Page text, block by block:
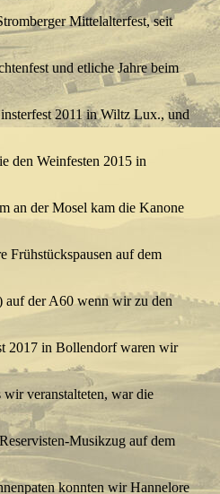
Mittelalterfest, seit
und etliche Jahre beim
2011 in Wiltz Lux., und
den Weinfesten 2015 in
an der Mosel kam die Kanone
Frühstückspausen auf dem
auf der A60 wenn wir zu den
2017 in Bollendorf waren wir
wir veranstalteten, war die
Musikzug auf dem
konnten wir Hannelore